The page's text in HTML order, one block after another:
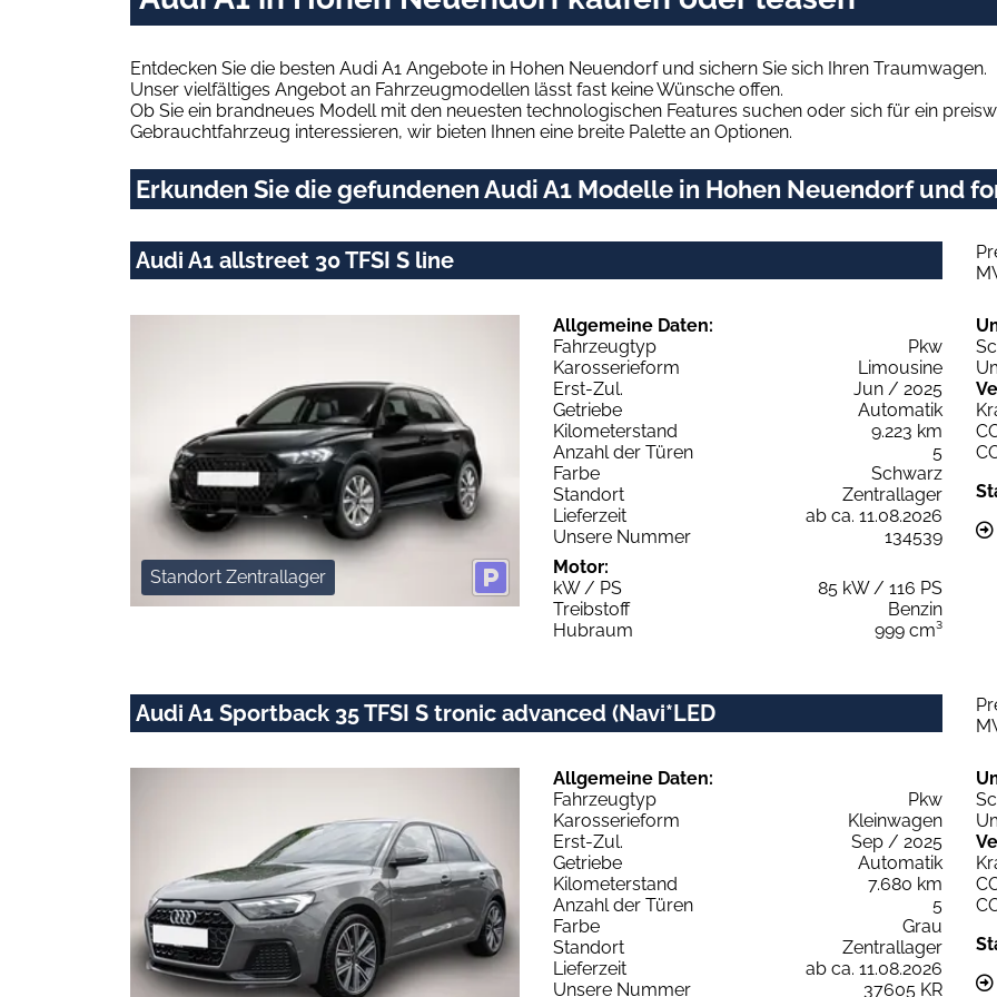
Entdecken Sie die besten Audi A1 Angebote in Hohen Neuendorf und sichern Sie sich Ihren Traumwagen.
Unser vielfältiges Angebot an Fahrzeugmodellen lässt fast keine Wünsche offen.
Ob Sie ein brandneues Modell mit den neuesten technologischen Features suchen oder sich für ein
Gebrauchtfahrzeug interessieren, wir bieten Ihnen eine breite Palette an Optionen.
Erkunden Sie die gefundenen Audi A1 Modelle in Hohen Neuendorf und
Audi A1 allstreet 30 TFSI S line
Standort Zentrallager
Allgemeine Daten:
Fahrzeugtyp
Pkw
Karosserieform
Limousine
Erst-Zul.
Jun / 2025
Getriebe
Automatik
Kilometerstand
9.223 km
Anzahl der Türen
5
Farbe
Schwarz
Standort
Zentrallager
Lieferzeit
ab ca. 11.08.2026
Unsere Nummer
134539
Motor:
kW / PS
85 kW / 116 PS
Treibstoff
Benzin
Hubraum
999 cm³
Audi A1 Sportback 35 TFSI S tronic advanced (Navi*LED
Allgemeine Daten:
Fahrzeugtyp
Pkw
Karosserieform
Kleinwagen
Erst-Zul.
Sep / 2025
Getriebe
Automatik
Kilometerstand
7.680 km
Anzahl der Türen
5
Farbe
Grau
Standort
Zentrallager
Lieferzeit
ab ca. 11.08.2026
Unsere Nummer
37605 KR